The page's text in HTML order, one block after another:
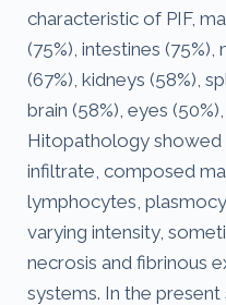
characteristic of PIF,
(75%), intestines
(67%), kidneys (58%),
brain (58%), eyes
Hitopathology
infiltrate, composed
lymphocytes,
varying intensity,
necrosis and fibrinous
systems. In the